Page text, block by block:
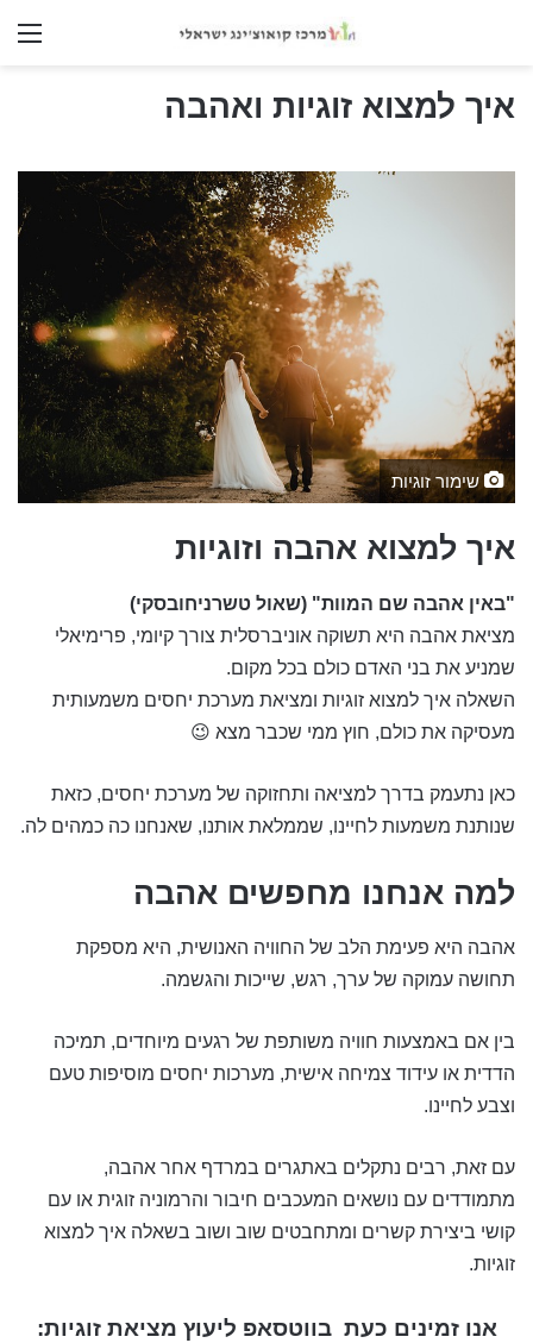
איך למצוא זוגיות ואהבה
שימור זוגיות
איך למצוא אהבה וזוגיות
"באין אהבה שם המוות" (שאול טשרניחובסקי)
מציאת אהבה היא תשוקה אוניברסלית צורך קיומי, פרימיאלי
שמניע את בני האדם כולם בכל מקום.
השאלה איך למצוא זוגיות ומציאת מערכת יחסים משמעותית
מעסיקה את כולם, חוץ ממי שכבר מצא 😉
כאן נתעמק בדרך למציאה ותחזוקה של מערכת יחסים, כזאת
שנותנת משמעות לחיינו, שממלאת אותנו, שאנחנו כה כמהים לה.
למה אנחנו מחפשים אהבה
אהבה היא פעימת הלב של החוויה האנושית, היא מספקת
תחושה עמוקה של ערך, רגש, שייכות והגשמה.
בין אם באמצעות חוויה משותפת של רגעים מיוחדים, תמיכה
הדדית או עידוד צמיחה אישית, מערכות יחסים מוסיפות טעם
וצבע לחיינו.
עם זאת, רבים נתקלים באתגרים במרדף אחר אהבה,
מתמודדים עם נושאים המעכבים חיבור והרמוניה זוגית או עם
קושי ביצירת קשרים ומתחבטים שוב ושוב בשאלה איך למצוא
זוגיות.
אנו זמינים כעת בווטסאפ ליעוץ מציאת זוגיות: